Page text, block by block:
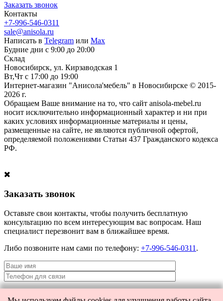
Заказать звонок
Контакты
+7-996-546-0311
sale@anisola.ru
Написать в Telegram или Max
Будние дни с 9:00 до 20:00
Склад
Новосибирск, ул. Кирзаводская 1
Вт,Чт с 17:00 до 19:00
Интернет-магазин "Анисола'мебель" в Новосибирске © 2015-
2026 г.
Обращаем Ваше внимание на то, что сайт anisola-mebel.ru
носит исключительно информационный характер и ни при
каких условиях информационные материалы и цены,
размещенные на сайте, не являются публичной офертой,
определяемой положениями Статьи 437 Гражданского кодекса
РФ.
Заказать звонок
Оставьте свои контакты, чтобы получить бесплатную
консультацию по всем интересующим вас вопросам. Наш
специалист перезвонит вам в ближайшее время.
Либо позвоните нам сами по телефону: +7-996-546-0311 .